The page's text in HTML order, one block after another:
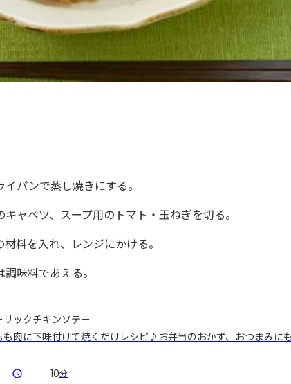
パンで蒸し焼きにする。
ャベツ、スープ用のトマト・玉ねぎを切る。
料を入れ、レンジにかける。
味料であえる。
リックチキンソテー
も肉に下味付けて焼くだけレシピ♪お弁当のおかず、おつまみに
10分